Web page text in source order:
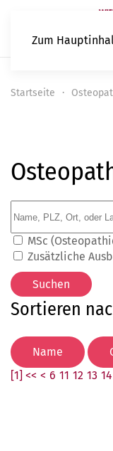
Zum
Startseite
MSc
Zusätzliche
Sortieren
[1] << < 6 11 12 13 14